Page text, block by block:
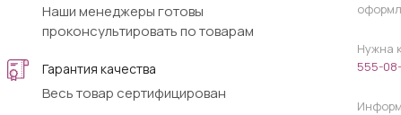
Наши менеджеры готовы
проконсультировать по товарам
Гарантия качества
Весь товар сертифицирован
Нужна
555-